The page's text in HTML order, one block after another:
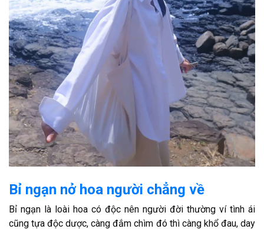
Bỉ ngạn nở hoa người chẳng về
Bỉ ngạn là loài hoa có độc nên người đời thường ví tình ái
cũng tựa độc dược, càng đắm chìm đó thì càng khổ đau, day